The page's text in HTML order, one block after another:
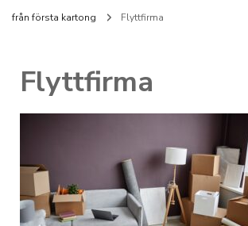
från första kartong
Flyttfirma
Flyttfirma